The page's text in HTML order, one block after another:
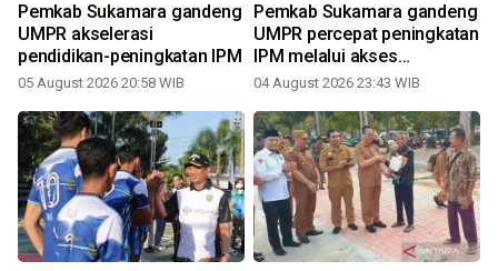
Pemkab Sukamara gandeng
UMPR akselerasi
pendidikan-peningkatan IPM
05 August 2026 20:58 WIB
Pemkab Sukamara gandeng
UMPR percepat peningkatan
IPM melalui akses
pendidikan
04 August 2026 23:43 WIB